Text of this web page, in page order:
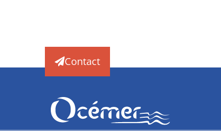
Contact